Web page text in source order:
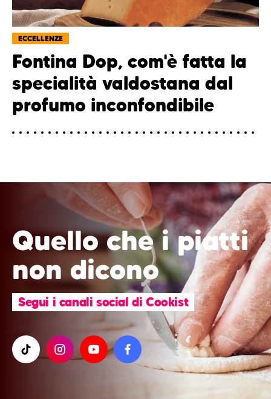
ECCELLENZE
Fontina Dop, com'è fatta la
specialità valdostana dal
profumo inconfondibile
Quello che i piatti
non dicono
Segui i canali social di Cookist